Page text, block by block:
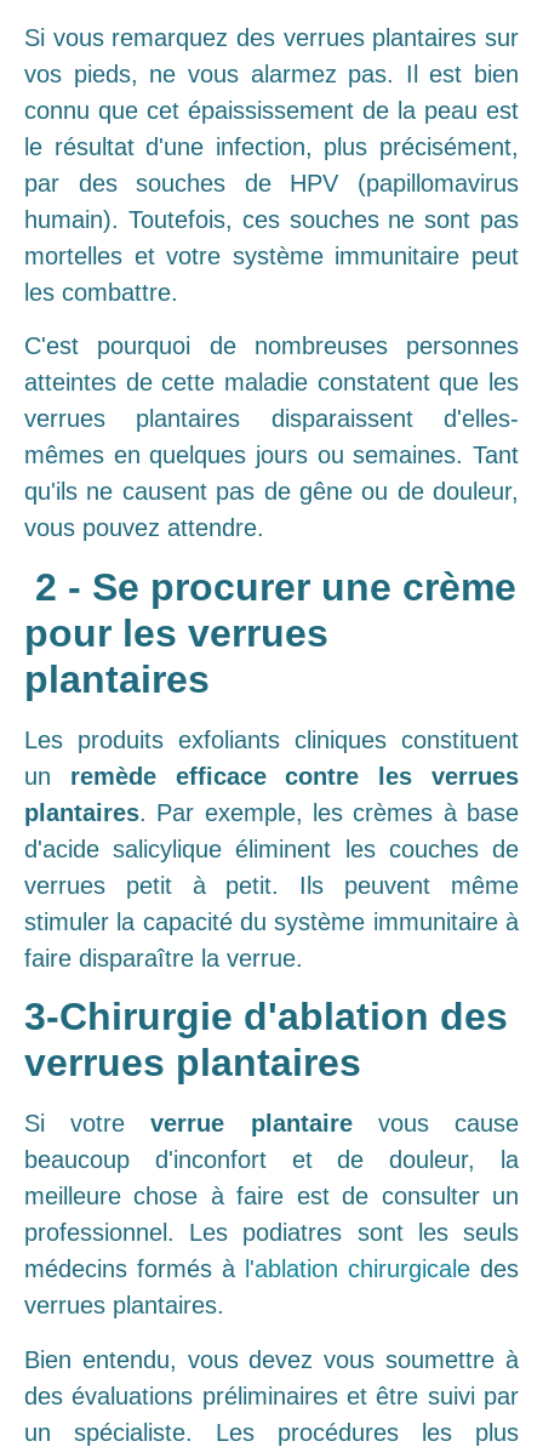
Si vous remarquez des verrues plantaires sur
vos pieds, ne vous alarmez pas. Il est bien
connu que cet épaississement de la peau est
le résultat d'une infection, plus précisément,
par des souches de HPV (papillomavirus
humain). Toutefois, ces souches ne sont pas
mortelles et votre système immunitaire peut
les combattre.
C'est pourquoi de nombreuses personnes
atteintes de cette maladie constatent que les
verrues plantaires disparaissent d'elles-
mêmes en quelques jours ou semaines. Tant
qu'ils ne causent pas de gêne ou de douleur,
vous pouvez attendre.
2 - Se procurer une crème
pour les verrues
plantaires
Les produits exfoliants cliniques constituent
un remède efficace contre les verrues
plantaires. Par exemple, les crèmes à base
d'acide salicylique éliminent les couches de
verrues petit à petit. Ils peuvent même
stimuler la capacité du système immunitaire à
faire disparaître la verrue.
3-Chirurgie d'ablation des
verrues plantaires
Si votreverrue plantairevous cause
beaucoup d'inconfort et de douleur, la
meilleure chose à faire est de consulter un
professionnel. Les podiatres sont les seuls
médecins formés à l'ablation chirurgicale des
verrues plantaires.
Bien entendu, vous devez vous soumettre à
des évaluations préliminaires et être suivi par
un spécialiste. Les procédures les plus